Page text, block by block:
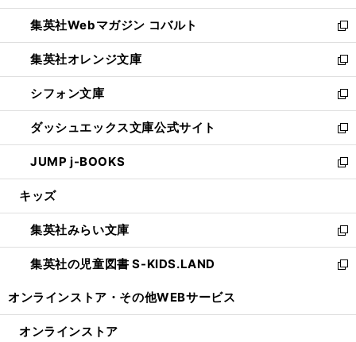
開
く
ウ
で
開
く
ン
ド
ウ
で
開
く
ウ
ィ
ン
ド
ウ
で
開
く
集英社Webマガジン コバルト
新
し
い
ウ
ィ
ン
ド
ウ
で
開
集英社オレンジ文庫
新
し
い
ウ
ィ
ン
ド
ウ
開
く
シフォン文庫
新
し
い
ウ
ィ
ン
ウ
で
開
く
ダッシュエックス文庫公式サイト
新
し
い
ウ
ン
ド
ウ
で
JUMP j-BOOKS
新
し
ウ
ィ
ン
ド
開
キッズ
集英社みらい文庫
新
し
い
ン
集英社の児童図書 S-KIDS.LAND
新
ウ
オンラインストア・ その他WEBサービス
オンラインストア